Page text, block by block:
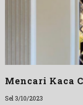
Mencari Kaca
Sel 3/10/2023